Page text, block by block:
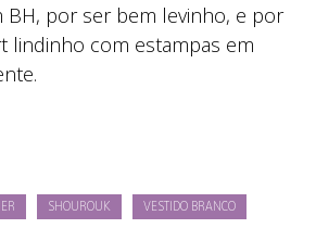
BH, por ser bem levinho, e por
lindinho com estampas em
SHOUROUK VESTIDO BRANCO